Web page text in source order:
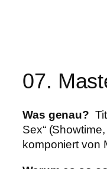
07.
Was genau?
Sex“
komponiert von